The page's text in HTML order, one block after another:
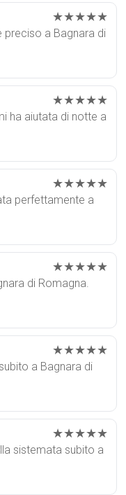
★★★★★
preciso a Bagnara di
★★★★★
ha aiutata di notte a
★★★★★
perfettamente a
★★★★★
di Romagna.
★★★★★
a Bagnara di
★★★★★
sistemata subito a